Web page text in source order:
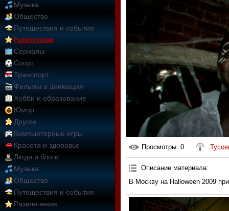
Музыка
Общество
Путешествия и события
Развлечения
Сериалы
Спорт
Транспорт
Фильмы и анимация
Хобби и образование
Юмор
Другое
Компьютерные игры
Красота и здоровье
Люди и блоги
Музыка
Общество
Путешествия и события
Развлечения
Просмотры: 0
Описание материала:
В Москву на Halloween 2009